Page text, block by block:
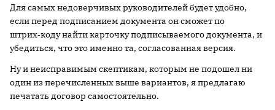
Для самых недоверчивых руководителей будет удобно,
если перед подписанием документа он сможет по
штрих‑коду найти карточку подписываемого документа, и
убедиться, что это именно та, согласованная версия.
Ну и неисправимым скептикам, которым не подошел ни
один из перечисленных выше вариантов, я предлагаю
печатать договор самостоятельно.